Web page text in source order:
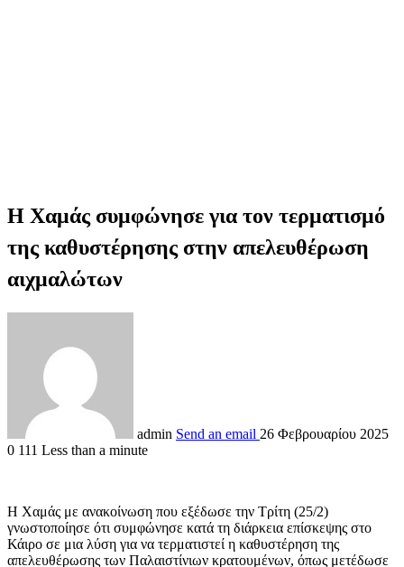
Η Χαμάς συμφώνησε για τον τερματισμό
της καθυστέρησης στην απελευθέρωση
αιχμαλώτων
admin Send an email 26 Φεβρουαρίου 2025
0 111 Less than a minute
H Χαμάς με ανακοίνωση που εξέδωσε την Τρίτη (25/2)
γνωστοποίησε ότι συμφώνησε κατά τη διάρκεια επίσκεψης στο
Κάιρο σε μια λύση για να τερματιστεί η καθυστέρηση της
απελευθέρωσης των Παλαιστίνιων κρατουμένων, όπως μετέδωσε